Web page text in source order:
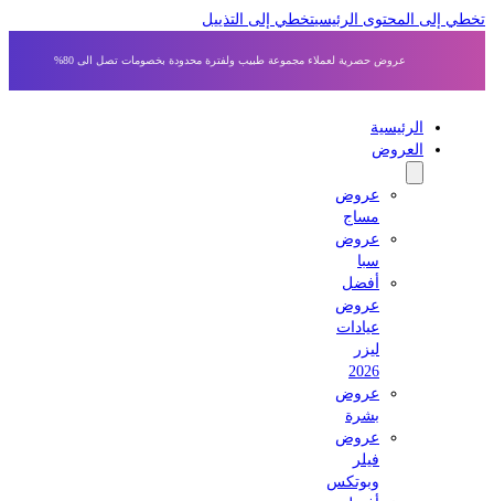
إلى المحتوى الرئيسي تخطي إلى التذييل
عروض حصرية لعملاء مجموعة طبيب ولفترة محدودة بخصومات تصل الى 80%
الرئيسية
العروض
عروض
مساج
عروض
أفضل
عروض
عيادات
عروض
بشرة
عروض
وبوتكس